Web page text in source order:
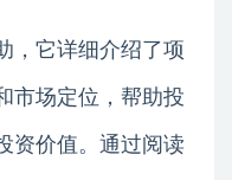
，它详细介绍了项
市场定位，帮助投
资价值。通过阅读